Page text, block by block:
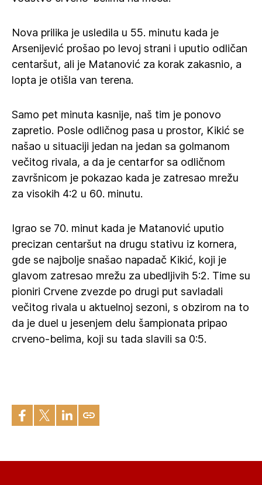
Nova prilika je usledila u 55. minutu kada je
Arsenijević prošao po levoj strani i uputio odličan
centaršut, ali je Matanović za korak zakasnio, a
lopta je otišla van terena.
Samo pet minuta kasnije, naš tim je ponovo
zapretio. Posle odličnog pasa u prostor, Kikić se
našao u situaciji jedan na jedan sa golmanom
večitog rivala, a da je centarfor sa odličnom
završnicom je pokazao kada je zatresao mrežu
za visokih 4:2 u 60. minutu.
Igrao se 70. minut kada je Matanović uputio
precizan centaršut na drugu stativu iz kornera,
gde se najbolje snašao napadač Kikić, koji je
glavom zatresao mrežu za ubedljivih 5:2. Time su
pioniri Crvene zvezde po drugi put savladali
večitog rivala u aktuelnoj sezoni, s obzirom na to
da je duel u jesenjem delu šampionata pripao
crveno-belima, koji su tada slavili sa 0:5.